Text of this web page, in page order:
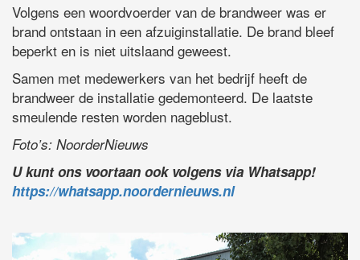
Volgens een woordvoerder van de brandweer was er
brand ontstaan in een afzuiginstallatie. De brand bleef
beperkt en is niet uitslaand geweest.
Samen met medewerkers van het bedrijf heeft de
brandweer de installatie gedemonteerd. De laatste
smeulende resten worden nageblust.
Foto’s: NoorderNieuws
U kunt ons voortaan ook volgens via Whatsapp!
https://whatsapp.noordernieuws.nl